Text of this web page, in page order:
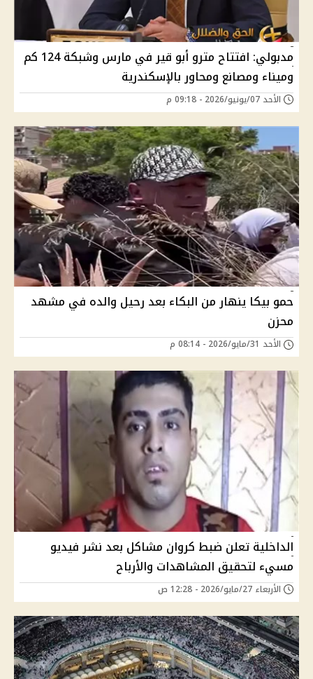
مدبولي: افتتاح مترو أبو قير في مارس وشبكة 124 كم
وميناء ومصانع ومحاور بالإسكندرية
الأحد 07/يونيو/2026 - 09:18 م
حمو بيكا ينهار من البكاء بعد رحيل والده في مشهد
محزن
الأحد 31/مايو/2026 - 08:14 م
الداخلية تعلن ضبط كروان مشاكل بعد نشر فيديو
مسيء لتحقيق المشاهدات والأرباح
الأربعاء 27/مايو/2026 - 12:28 ص